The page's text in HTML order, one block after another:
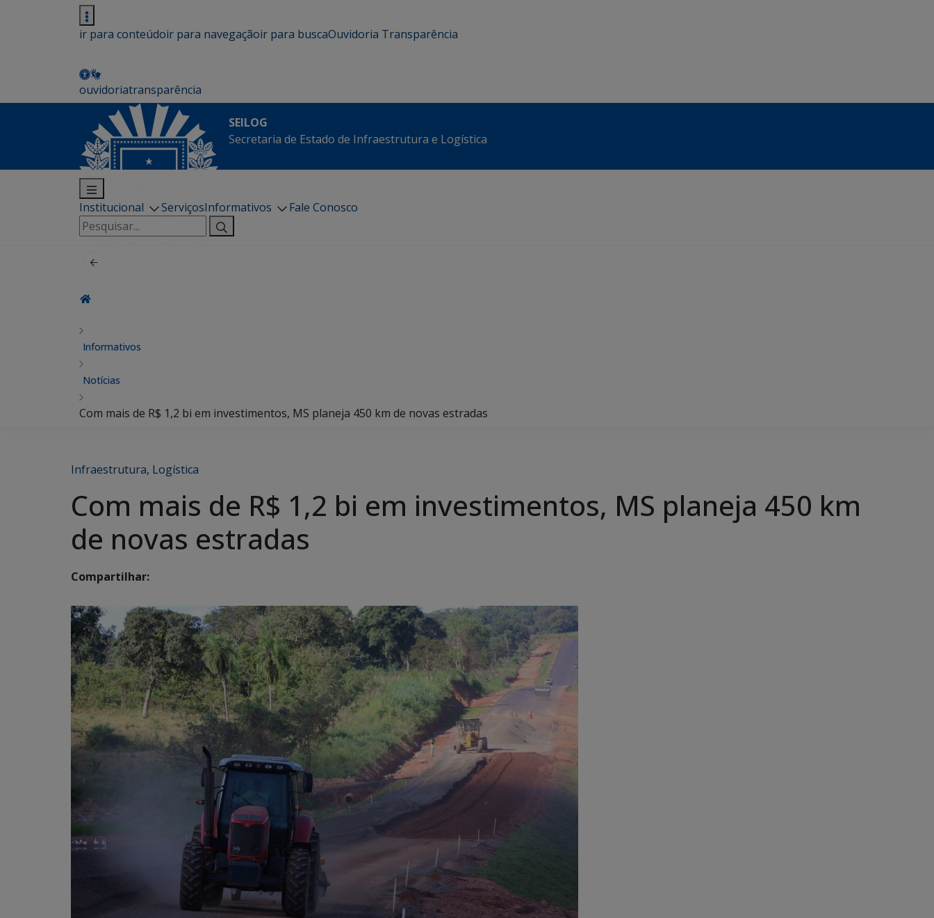
ir para conteúdoir para navegaçãoir para buscaOuvidoria Transparência
ouvidoriatransparência
SEILOG
Secretaria de Estado de Infraestrutura e Logística
Institucional ServiçosInformativos
Fale Conosco
Pesquisar
por:
Informativos
Notícias
Com mais de R$ 1,2 bi em investimentos, MS planeja 450 km de novas estradas
Infraestrutura, Logística
Com mais de R$ 1,2 bi em investimentos, MS planeja 450 km
de novas estradas
Compartilhar: